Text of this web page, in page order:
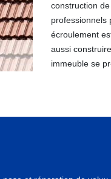
construction
professionnels
écroulement
aussi
immeuble se